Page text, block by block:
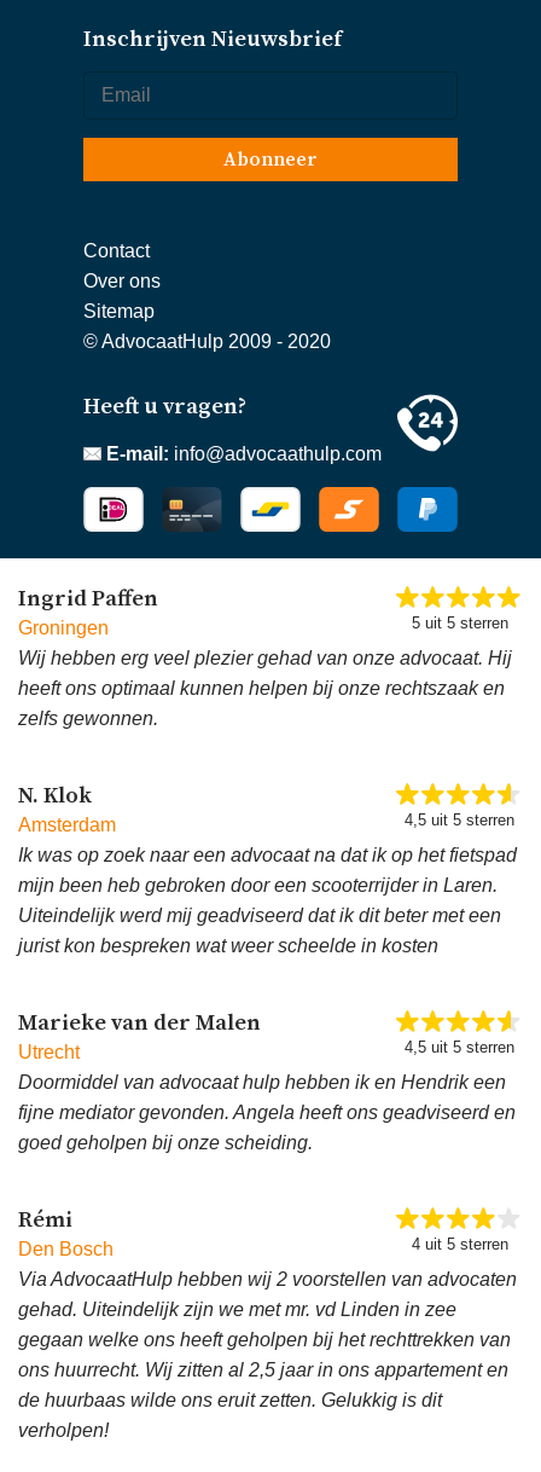
Inschrijven Nieuwsbrief
Abonneer
Contact
Over ons
Sitemap
© AdvocaatHulp 2009 - 2020
Heeft u vragen?
E-mail: info@advocaathulp.com
Ingrid Paffen
Groningen 5 uit 5 sterren
Wij hebben erg veel plezier gehad van onze advocaat. Hij
heeft ons optimaal kunnen helpen bij onze rechtszaak en
zelfs gewonnen.
N. Klok
Amsterdam 4,5 uit 5 sterren
Ik was op zoek naar een advocaat na dat ik op het fietspad
mijn been heb gebroken door een scooterrijder in Laren.
Uiteindelijk werd mij geadviseerd dat ik dit beter met een
jurist kon bespreken wat weer scheelde in kosten
Marieke van der Malen
Utrecht 4,5 uit 5 sterren
Doormiddel van advocaat hulp hebben ik en Hendrik een
fijne mediator gevonden. Angela heeft ons geadviseerd en
goed geholpen bij onze scheiding.
Rémi
Den Bosch 4 uit 5 sterren
Via AdvocaatHulp hebben wij 2 voorstellen van advocaten
gehad. Uiteindelijk zijn we met mr. vd Linden in zee
gegaan welke ons heeft geholpen bij het rechttrekken van
ons huurrecht. Wij zitten al 2,5 jaar in ons appartement en
de huurbaas wilde ons eruit zetten. Gelukkig is dit
verholpen!